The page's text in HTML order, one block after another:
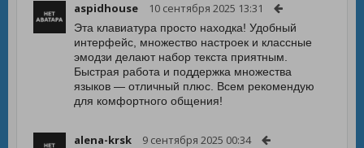
aspidhouse 10 сентября 2025 13:31
Эта клавиатура просто находка! Удобный
интерфейс, множество настроек и классные
эмодзи делают набор текста приятным.
Быстрая работа и поддержка множества
языков — отличный плюс. Всем рекомендую
для комфортного общения!
alena-krsk 9 сентября 2025 00:34